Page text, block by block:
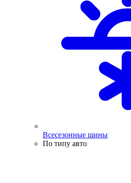
Всесезонные шины
По типу авто